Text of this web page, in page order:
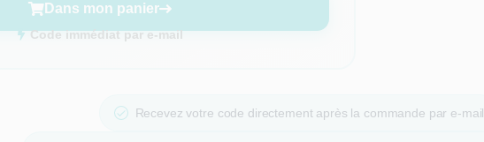
Dans mon panier
Code immédiat par e-mail
Recevez votre code directement après la commande par e-mail